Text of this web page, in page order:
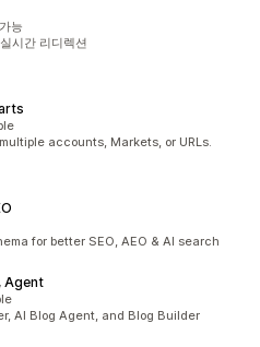
능
시간 리디렉션
accounts, Markets, or URLs.
for better SEO, AEO & AI search
Agent
AI Blog Agent, and Blog Builder